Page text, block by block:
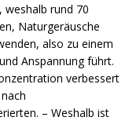
weshalb rund 70
Naturgeräusche
also zu einem
Anspannung führt.
verbessert
– Weshalb ist